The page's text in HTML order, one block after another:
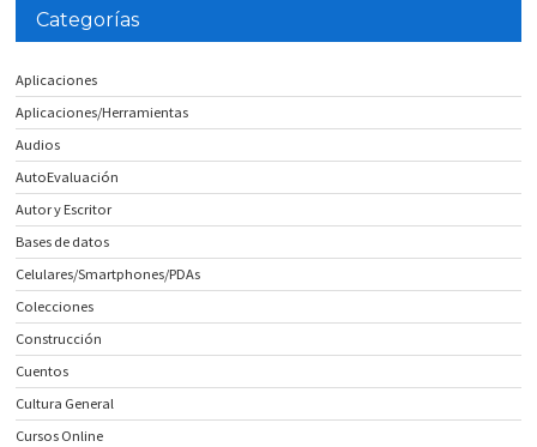
Categorías
Aplicaciones
Aplicaciones/Herramientas
Audios
AutoEvaluación
Autor y Escritor
Bases de datos
Celulares/Smartphones/PDAs
Colecciones
Construcción
Cuentos
Cultura General
Cursos Online